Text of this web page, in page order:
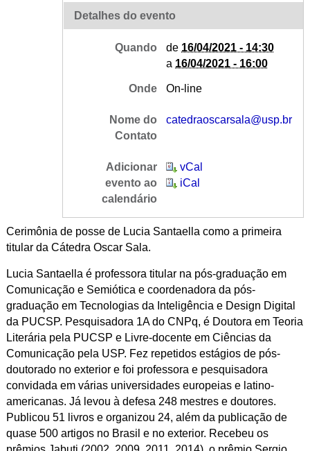
Detalhes do evento
Quando de 16/04/2021 - 14:30
a 16/04/2021 - 16:00
Onde On-line
Nome do
Contato
catedraoscarsala@usp.br
Adicionar
evento ao
calendário
vCal
iCal
Cerimônia de posse de Lucia Santaella como a primeira
titular da Cátedra Oscar Sala.
Lucia Santaella é professora titular na pós-graduação em
Comunicação e Semiótica e coordenadora da pós-
graduação em Tecnologias da Inteligência e Design Digital
da PUCSP. Pesquisadora 1A do CNPq, é Doutora em Teoria
Literária pela PUCSP e Livre-docente em Ciências da
Comunicação pela USP. Fez repetidos estágios de pós-
doutorado no exterior e foi professora e pesquisadora
convidada em várias universidades europeias e latino-
americanas. Já levou à defesa 248 mestres e doutores.
Publicou 51 livros e organizou 24, além da publicação de
quase 500 artigos no Brasil e no exterior. Recebeu os